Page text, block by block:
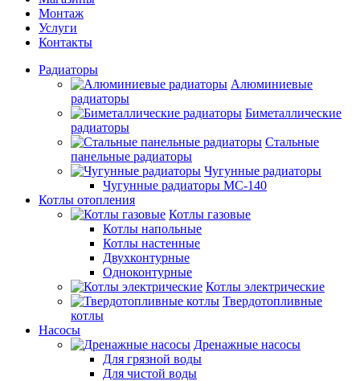
Монтаж
Услуги
Контакты
Радиаторы
Алюминиевые
радиаторы
Биметаллические
радиаторы
Стальные
панельные радиаторы
Чугунные радиаторы
Чугунные радиаторы МС-140
Котлы отопления
Котлы газовые
Котлы напольные
Котлы настенные
Двухконтурные
Одноконтурные
Котлы электрические
Твердотопливные
котлы
Насосы
Дренажные насосы
Для грязной воды
Для чистой воды